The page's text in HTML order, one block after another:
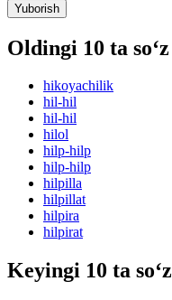
Yuborish
Oldingi 10 ta so‘z
hikoyachilik
hil-hil
hil-hil
hilol
hilp-hilp
hilp-hilp
hilpilla
hilpillat
hilpira
hilpirat
Keyingi 10 ta so‘z